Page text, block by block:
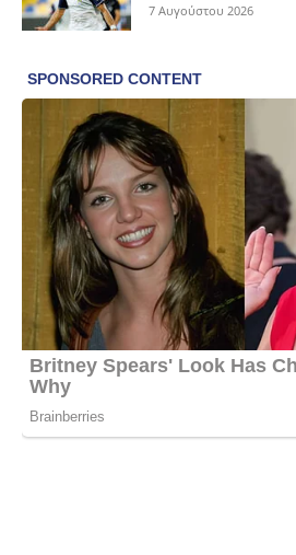
7 Αυγούστου 2026